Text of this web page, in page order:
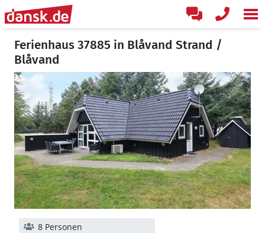
Ferienhaus 37885 in Blåvand Strand /
Blåvand
8 Personen